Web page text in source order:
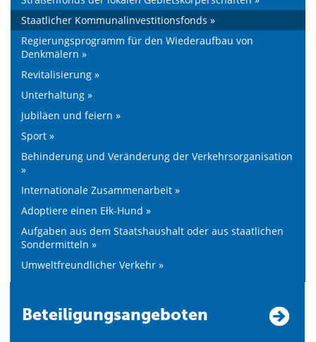
Staatlicher Kommunalinvestitionsfonds »
Regierungsprogramm für den Wiederaufbau von
Denkmälern »
Revitalisierung »
Unterhaltung »
Jubiläen und feiern »
Sport »
Behinderung und Veränderung der Verkehrsorganisation
»
Internationale Zusammenarbeit »
Adoptiere einen Ełk-Hund »
Aufgaben aus dem Staatshaushalt oder aus staatlichen
Sondermitteln »
Umweltfreundlicher Verkehr »
Beteiligungsangeboten